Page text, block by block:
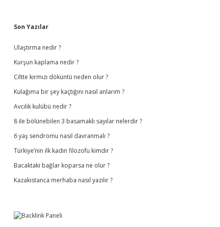
Sidebar
Son Yazılar
Ulaştırma nedir ?
Kurşun kaplama nedir ?
Ciltte kırmızı döküntü neden olur ?
Kulağıma bir şey kaçtığını nasıl anlarım ?
Avcılık kulübü nedir ?
8 ile bölünebilen 3 basamaklı sayılar nelerdir ?
6 yaş sendromu nasıl davranmalı ?
Türkiye’nin ilk kadın filozofu kimdir ?
Bacaktaki bağlar koparsa ne olur ?
Kazakistanca merhaba nasıl yazılır ?